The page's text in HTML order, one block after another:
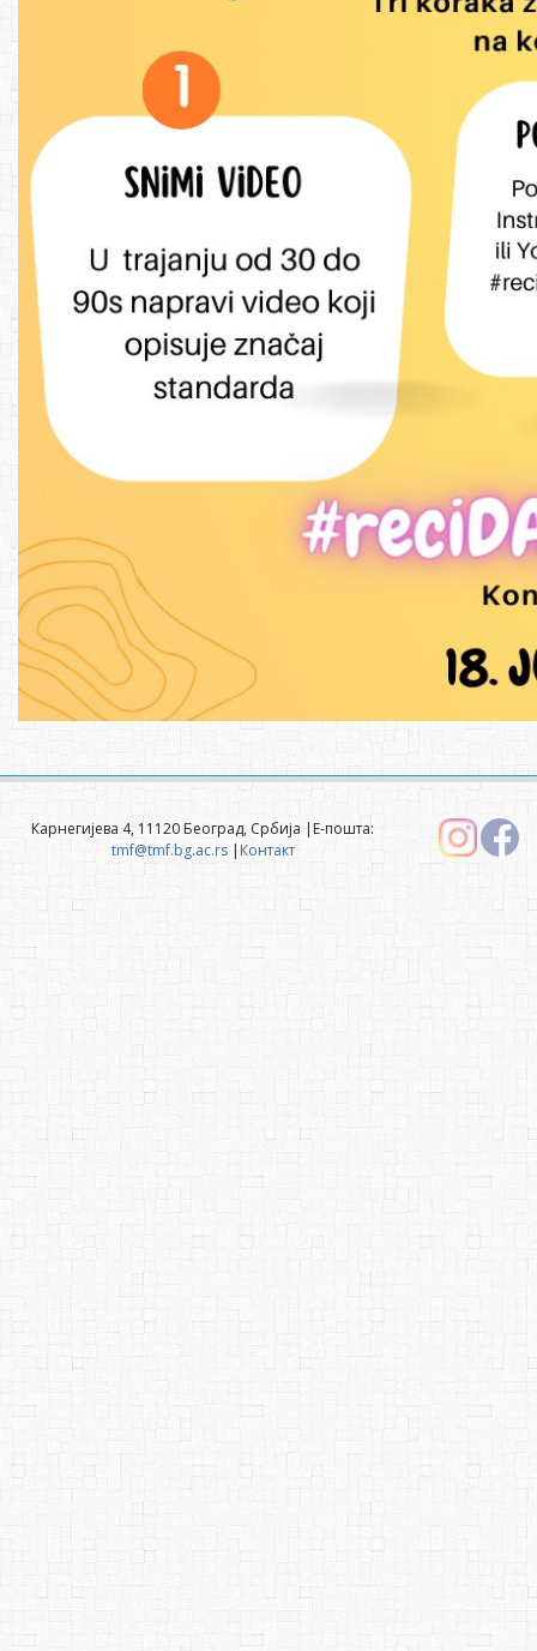
Карнегијева 4, 11120 Београд, Србија |Е-пошта:
tmf@tmf.bg.ac.rs| Контакт